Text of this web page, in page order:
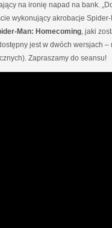
na ironię napad na bank.
wykonujący akrobacje
Man: Homecoming, jaki
jest w dwóch wersjach
Zapraszamy do seansu!